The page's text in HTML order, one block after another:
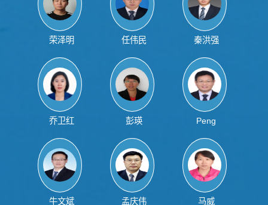
荣泽明 任伟民 秦洪强
乔卫红 彭瑛
Peng
Xiaojun
牛文斌 孟庆伟 马威